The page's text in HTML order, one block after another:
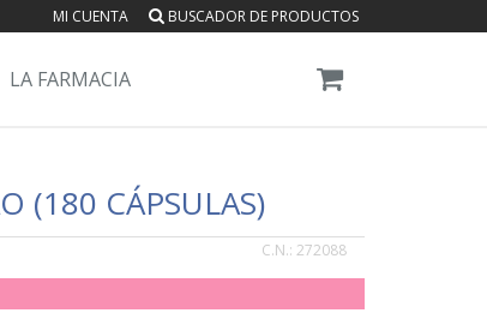
MI CUENTA BUSCADOR DE PRODUCTOS
LA FARMACIA
(180 CÁPSULAS)
C.N.: 272088